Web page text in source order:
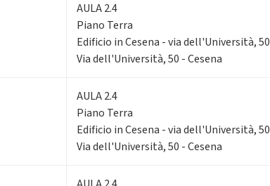
AULA 2.4
Piano Terra
Edificio in Cesena - via dell'Università, 50
Via dell'Università, 50 - Cesena
AULA 2.4
Piano Terra
Edificio in Cesena - via dell'Università, 50
Via dell'Università, 50 - Cesena